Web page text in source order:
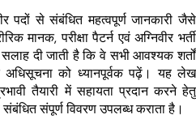
पदों से संबंधित महत्वपूर्ण जानकारी जैसे
मानक, परीक्षा पैटर्न एवं अग्निवीर भर्ती
दी जाती है कि वे सभी आवश्यक शर्तों
को ध्यानपूर्वक पढ़ें। यह लेख
तैयारी में सहायता प्रदान करने हेतु
संपूर्ण विवरण उपलब्ध कराता है।